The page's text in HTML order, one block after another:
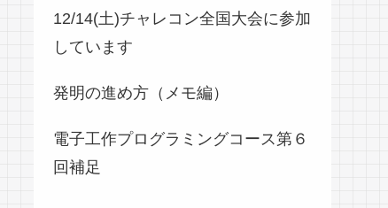
12/14(土)チャレコン全国大会に参加
しています
発明の進め方（メモ編）
電子工作プログラミングコース第６
回補足